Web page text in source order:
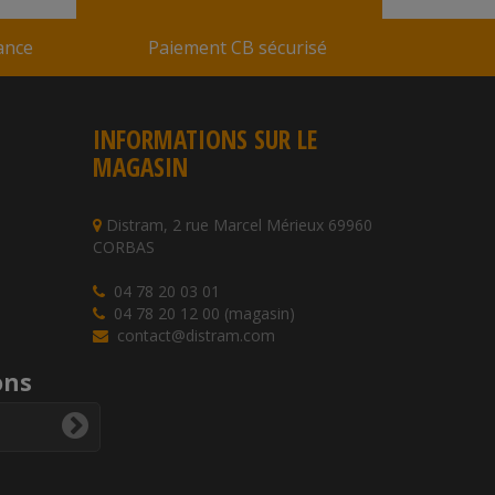
Paiement CB sécurisé
INFORMATIONS SUR LE
MAGASIN
Distram, 2 rue Marcel Mérieux 69960
CORBAS
04 78 20 03 01
04 78 20 12 00 (magasin)
contact@distram.com